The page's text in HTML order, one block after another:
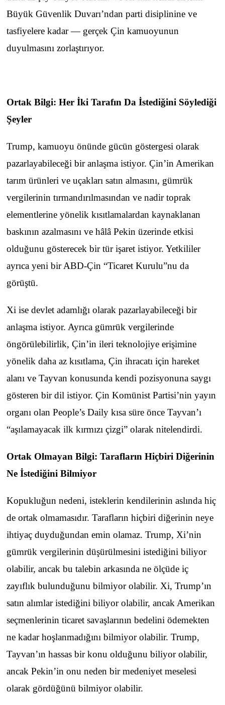
Büyük Güvenlik Duvarı’ndan parti disiplinine ve
tasfiyelere kadar — gerçek Çin kamuoyunun
duyulmasını zorlaştırıyor.
Ortak Bilgi: Her İki Tarafın Da İstediğini Söylediği
Şeyler
Trump, kamuoyu önünde gücün göstergesi olarak
pazarlayabileceği bir anlaşma istiyor. Çin’in Amerikan
tarım ürünleri ve uçakları satın almasını, gümrük
vergilerinin tırmandırılmasından ve nadir toprak
elementlerine yönelik kısıtlamalardan kaynaklanan
baskının azalmasını ve hâlâ Pekin üzerinde etkisi
olduğunu gösterecek bir tür işaret istiyor. Yetkililer
ayrıca yeni bir ABD-Çin “Ticaret Kurulu”nu da
görüştü.
Xi ise devlet adamlığı olarak pazarlayabileceği bir
anlaşma istiyor. Ayrıca gümrük vergilerinde
öngörülebilirlik, Çin’in ileri teknolojiye erişimine
yönelik daha az kısıtlama, Çin ihracatı için hareket
alanı ve Tayvan konusunda kendi pozisyonuna saygı
gösteren bir dil istiyor. Çin Komünist Partisi’nin yayın
organı olan People’s Daily kısa süre önce Tayvan’ı
“aşılamayacak ilk kırmızı çizgi” olarak nitelendirdi.
Ortak Olmayan Bilgi: Tarafların Hiçbiri Diğerinin
Ne İstediğini Bilmiyor
Kopukluğun nedeni, isteklerin kendilerinin aslında hiç
de ortak olmamasıdır. Tarafların hiçbiri diğerinin neye
ihtiyaç duyduğundan emin olamaz. Trump, Xi’nin
gümrük vergilerinin düşürülmesini istediğini biliyor
olabilir, ancak bu talebin arkasında ne ölçüde iç
zayıflık bulunduğunu bilmiyor olabilir. Xi, Trump’ın
satın alımlar istediğini biliyor olabilir, ancak Amerikan
seçmenlerinin ticaret savaşlarının bedelini ödemekten
ne kadar hoşlanmadığını bilmiyor olabilir. Trump,
Tayvan’ın hassas bir konu olduğunu biliyor olabilir,
ancak Pekin’in onu neden bir medeniyet meselesi
olarak gördüğünü bilmiyor olabilir.